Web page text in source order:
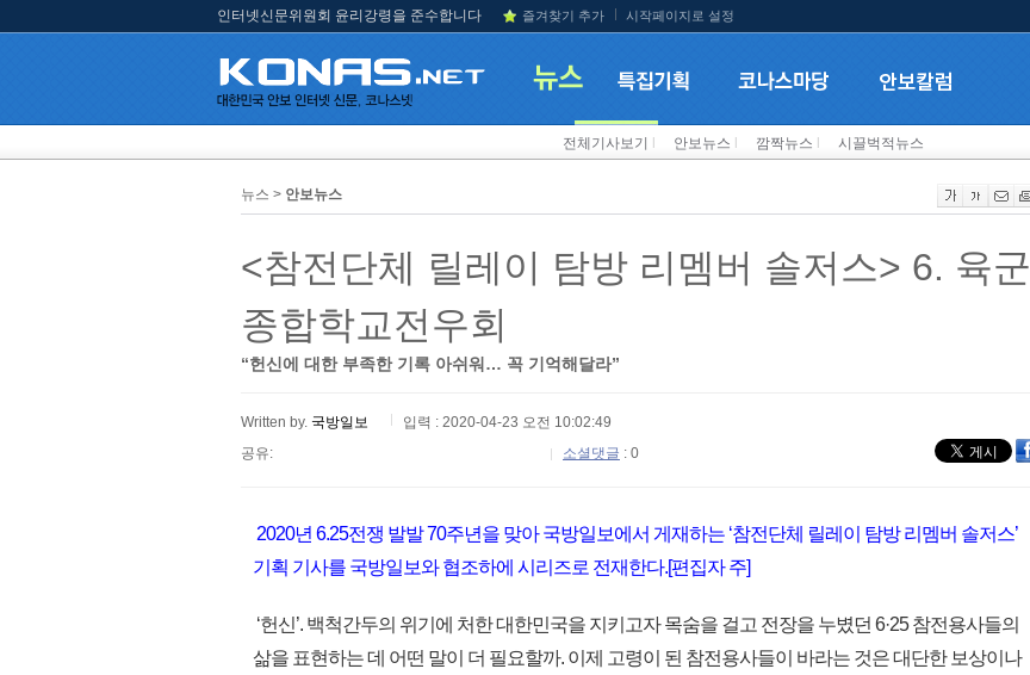
인터넷신문위원회 윤리강령을 준수합니다 즐겨찾기 추가 시작페이지로 설정
전체기사보기 안보뉴스 깜짝뉴스 시끌벅적뉴스
뉴스 > 안보뉴스
<참전단체 릴레이 탐방 리멤버 솔저스> 6. 육군
종합학교전우회
“헌신에 대한 부족한 기록 아쉬워… 꼭 기억해달라”
Written by. 국방일보
입력 : 2020-04-23 오전 10:02:49
공유:
소셜댓글 : 0
2020년 6.25전쟁 발발 70주년을 맞아 국방일보에서 게재하는 ‘참전단체 릴레이 탐방 리멤버 솔저스’
기획 기사를 국방일보와 협조하에 시리즈로 전재한다.[편집자 주]
‘헌신’. 백척간두의 위기에 처한 대한민국을 지키고자 목숨을 걸고 전장을 누볐던 6·25 참전용사들의
삶을 표현하는 데 어떤 말이 더 필요할까. 이제 고령이 된 참전용사들이 바라는 것은 대단한 보상이나